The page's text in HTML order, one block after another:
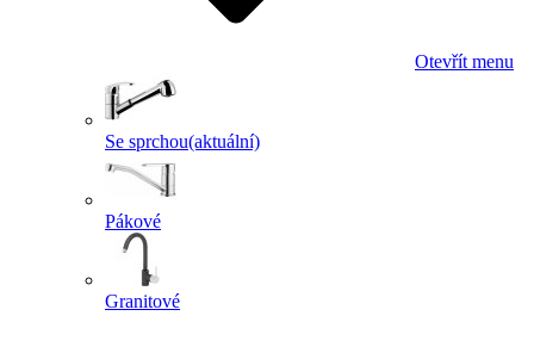
Otevřít menu
Se sprchou(aktuální)
Pákové
Granitové